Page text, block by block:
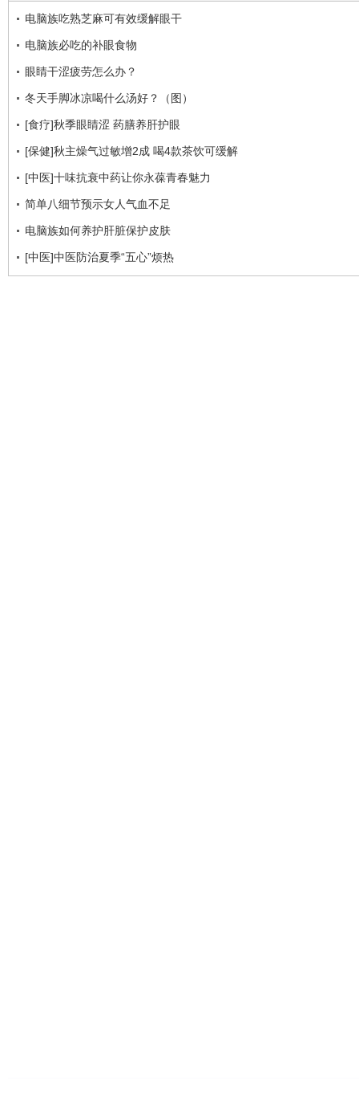
电脑族吃熟芝麻可有效缓解眼干
电脑族必吃的补眼食物
眼睛干涩疲劳怎么办？
冬天手脚冰凉喝什么汤好？（图）
[食疗]秋季眼睛涩 药膳养肝护眼
[保健]秋主燥气过敏增2成 喝4款茶饮可缓解
[中医]十味抗衰中药让你永葆青春魅力
简单八细节预示女人气血不足
电脑族如何养护肝脏保护皮肤
[中医]中医防治夏季“五心”烦热